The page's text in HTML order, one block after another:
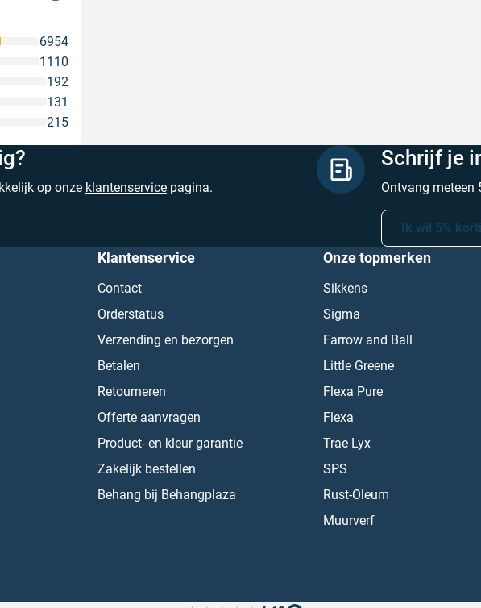
215
131
192
1110
6954
op onze klantenservice pagina.
Schrijf je
Ontvang meteen
Ik wil 5%
Klantenservice
Contact
Orderstatus
Verzending en bezorgen
Betalen
Retourneren
Offerte aanvragen
Product- en kleur garantie
Zakelijk bestellen
Behang bij Behangplaza
Onze topmerken
Sikkens
Sigma
Farrow and Ball
Little Greene
Flexa Pure
Flexa
Trae Lyx
SPS
Rust-Oleum
Muurverf